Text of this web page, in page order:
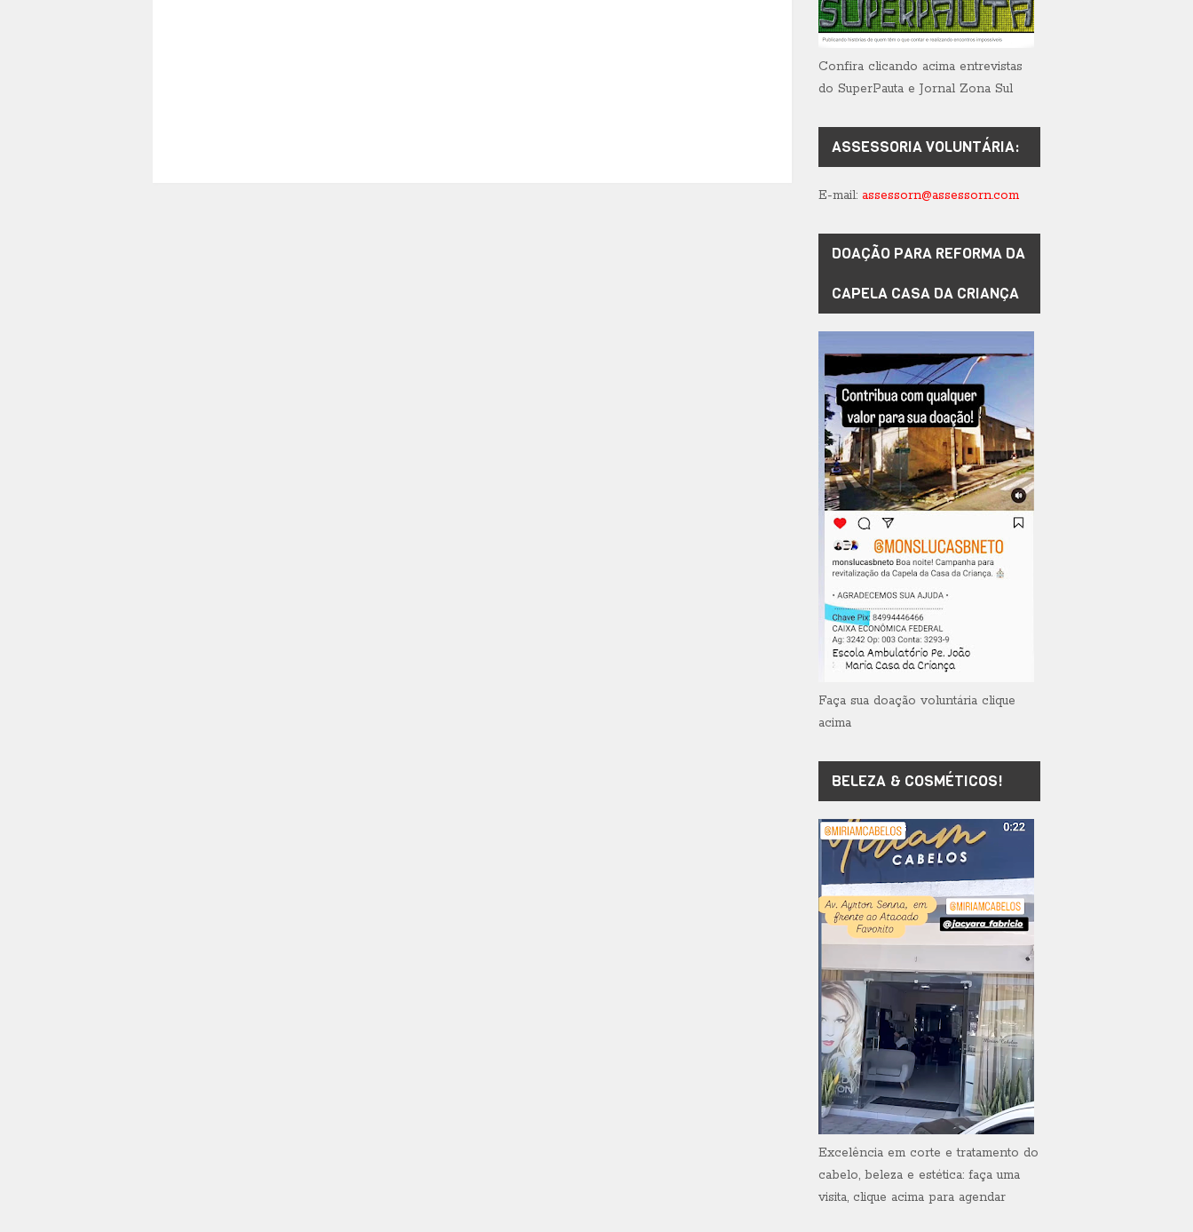
Confira clicando acima entrevistas
do SuperPauta e Jornal Zona Sul
ASSESSORIA VOLUNTÁRIA:
E-mail: assessorn@assessorn.com
DOAÇÃO PARA REFORMA DA
CAPELA CASA DA CRIANÇA
Faça sua doação voluntária clique
acima
BELEZA & COSMÉTICOS!
Excelência em corte e tratamento do
cabelo, beleza e estética: faça uma
visita, clique acima para agendar